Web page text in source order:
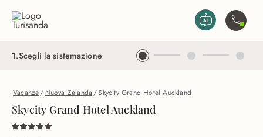
1.Scegli la sistemazione
Vacanze/ Nuova Zelanda/Skycity Grand Hotel Auckland
Skycity Grand Hotel Auckland